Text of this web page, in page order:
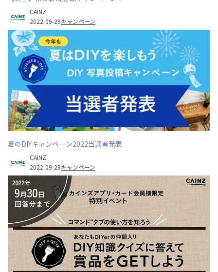
CAINZ
2022-09-29キャンペーン
夏のDIYキャンペーン2022当選者発表
CAINZ
2022-09-29キャンペーン